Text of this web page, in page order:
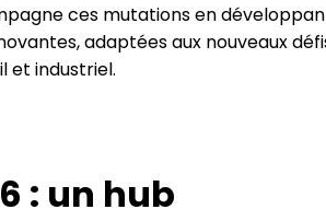
ces mutations en
adaptées aux nouveaux
et industriel.
: un hub